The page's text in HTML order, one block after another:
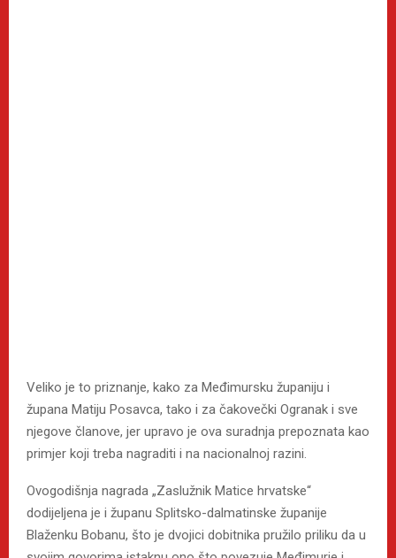
Veliko je to priznanje, kako za Međimursku županiju i
župana Matiju Posavca, tako i za čakovečki Ogranak i sve
njegove članove, jer upravo je ova suradnja prepoznata kao
primjer koji treba nagraditi i na nacionalnoj razini.
Ovogodišnja nagrada „Zaslužnik Matice hrvatske“
dodijeljena je i županu Splitsko-dalmatinske županije
Blaženku Bobanu, što je dvojici dobitnika pružilo priliku da u